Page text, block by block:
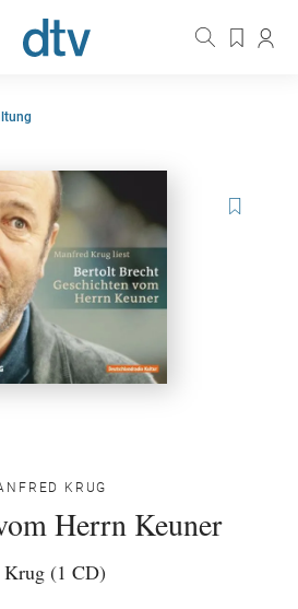
KRUG
Herrn Keuner
(1 CD)